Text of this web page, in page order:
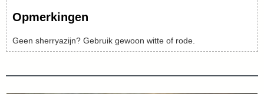
Opmerkingen
Geen sherryazijn? Gebruik gewoon witte of rode.